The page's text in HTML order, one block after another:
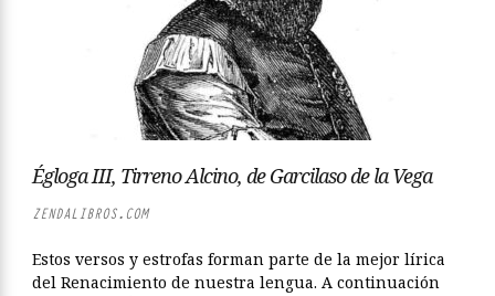
Égloga III, Tirreno Alcino, de Garcilaso de la Vega
ZENDALIBROS.COM
Estos versos y estrofas forman parte de la mejor lírica
del Renacimiento de nuestra lengua. A continuación